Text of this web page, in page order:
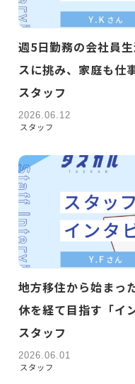
週5日勤務の会社員
スに挑み、家庭も仕
スタッフ
2026.06.12
スタッフ
地方移住から始まっ
休を経て目指す「イ
スタッフ
2026.06.01
スタッフ